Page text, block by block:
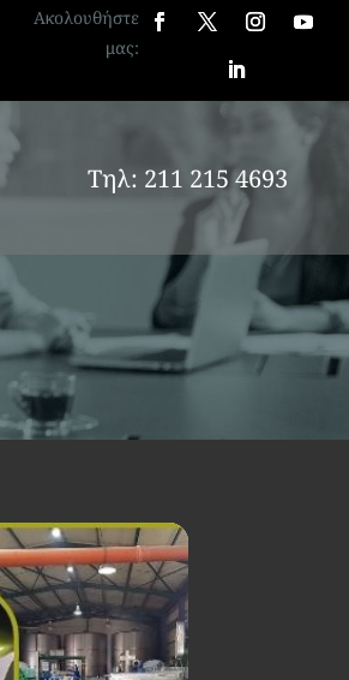
Ακολουθήστε
μας:
Τηλ: 211 215 4693